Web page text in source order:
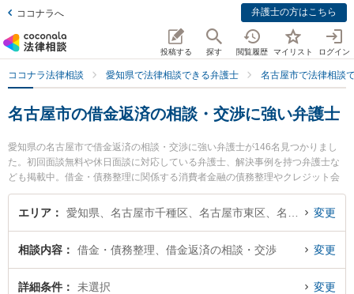
ココナラへ 弁護士の方はこちら
投稿する 探す 閲覧履歴 マイリスト ログイン
ココナラ法律相談 愛知県で法律相談できる弁護士 名古屋市で法律相談
名古屋市の借金返済の相談・交渉に強い弁護士
愛知県の名古屋市で借金返済の相談・交渉に強い弁護士が146名見つかりまし
た。初回面談無料や休日面談に対応している弁護士、解決事例を持つ弁護士な
ども掲載中。借金・債務整理に関係する消費者金融の債務整理やクレジット会
社の債務整理、リボ払いの債務整理等の細かな分野での絞り込み検索もでき便
利です。特にオリンピア法律事務所の田代 洋介弁護士や名古屋丸の内法律事務
生した借金返済の相談・交渉のトラブルを今すぐに弁護士に相談したい』『借
金返済の相談・交渉のトラブル解決の実績豊富な近くの弁護士を検索したい』
『初回相談無料で借金返済の相談・交渉を法律相談できる名古屋市内の弁護士
エリア 変更
相談内容 借金・債務整理、借金返済の相談・交渉 変更
詳細条件 未選択 変更